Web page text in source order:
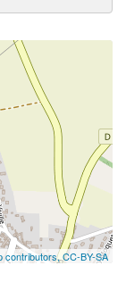
contributors,CC-BY-SA